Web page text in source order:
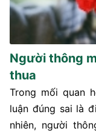
Người thông
thua
Trong mối quan
luận đúng sai là
nhiên, người